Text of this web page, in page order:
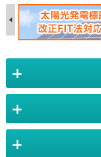
店舗詳細情報